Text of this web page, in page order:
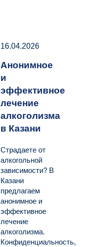
16.04.2026
Анонимное
и
эффективное
лечение
алкоголизма
в Казани
Страдаете от
алкогольной
зависимости? В
Казани
предлагаем
анонимное и
эффективное
лечение
алкоголизма.
Конфиденциальность,